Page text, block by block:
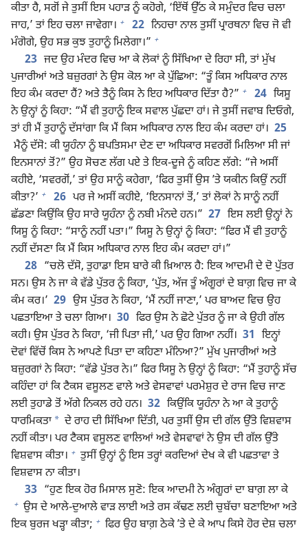
ਕੀਤਾ ਹੈ, ਸਗੋਂ ਜੇ ਤੁਸੀਂ ਇਸ ਪਹਾੜ ਨੂੰ ਕਹੋਗੇ, ‘ਇੱਥੋਂ ਉੱਠ ਕੇ ਸਮੁੰਦਰ ਵਿਚ ਚਲਾ
ਜਾਹ,’ ਤਾਂ ਇਹ ਚਲਾ ਜਾਵੇਗਾ। + 22 ਨਿਹਚਾ ਨਾਲ ਤੁਸੀਂ ਪ੍ਰਾਰਥਨਾ ਵਿਚ ਜੋ ਵੀ
ਮੰਗੋਗੇ, ਉਹ ਸਭ ਕੁਝ ਤੁਹਾਨੂੰ ਮਿਲੇਗਾ।” +
23 ਜਦ ਉਹ ਮੰਦਰ ਵਿਚ ਆ ਕੇ ਲੋਕਾਂ ਨੂੰ ਸਿੱਖਿਆ ਦੇ ਰਿਹਾ ਸੀ, ਤਾਂ ਮੁੱਖ
ਪੁਜਾਰੀਆਂ ਅਤੇ ਬਜ਼ੁਰਗਾਂ ਨੇ ਉਸ ਕੋਲ ਆ ਕੇ ਪੁੱਛਿਆ: “ਤੂੰ ਕਿਸ ਅਧਿਕਾਰ ਨਾਲ
ਇਹ ਕੰਮ ਕਰਦਾ ਹੈਂ? ਅਤੇ ਤੈਨੂੰ ਕਿਸ ਨੇ ਇਹ ਅਧਿਕਾਰ ਦਿੱਤਾ ਹੈ?” + 24 ਯਿਸੂ
ਨੇ ਉਨ੍ਹਾਂ ਨੂੰ ਕਿਹਾ: “ਮੈਂ ਵੀ ਤੁਹਾਨੂੰ ਇਕ ਸਵਾਲ ਪੁੱਛਦਾ ਹਾਂ। ਜੇ ਤੁਸੀਂ ਜਵਾਬ ਦਿਓਗੇ,
ਤਾਂ ਹੀ ਮੈਂ ਤੁਹਾਨੂੰ ਦੱਸਾਂਗਾ ਕਿ ਮੈਂ ਕਿਸ ਅਧਿਕਾਰ ਨਾਲ ਇਹ ਕੰਮ ਕਰਦਾ ਹਾਂ। 25
ਮੈਨੂੰ ਦੱਸੋ: ਕੀ ਯੂਹੰਨਾ ਨੂੰ ਬਪਤਿਸਮਾ ਦੇਣ ਦਾ ਅਧਿਕਾਰ ਸਵਰਗੋਂ ਮਿਲਿਆ ਸੀ ਜਾਂ
ਇਨਸਾਨਾਂ ਤੋਂ?” ਉਹ ਸੋਚਣ ਲੱਗ ਪਏ ਤੇ ਇਕ-ਦੂਜੇ ਨੂੰ ਕਹਿਣ ਲੱਗੇ: “ਜੇ ਅਸੀਂ
ਕਹੀਏ, ‘ਸਵਰਗੋਂ,’ ਤਾਂ ਉਹ ਸਾਨੂੰ ਕਹੇਗਾ, ‘ਫਿਰ ਤੁਸੀਂ ਉਸ ʼਤੇ ਯਕੀਨ ਕਿਉਂ ਨਹੀਂ
ਕੀਤਾ?’ + 26 ਪਰ ਜੇ ਅਸੀਂ ਕਹੀਏ, ‘ਇਨਸਾਨਾਂ ਤੋਂ,’ ਤਾਂ ਲੋਕਾਂ ਨੇ ਸਾਨੂੰ ਨਹੀਂ
ਛੱਡਣਾ ਕਿਉਂਕਿ ਉਹ ਸਾਰੇ ਯੂਹੰਨਾ ਨੂੰ ਨਬੀ ਮੰਨਦੇ ਹਨ।” 27 ਇਸ ਲਈ ਉਨ੍ਹਾਂ ਨੇ
ਯਿਸੂ ਨੂੰ ਕਿਹਾ: “ਸਾਨੂੰ ਨਹੀਂ ਪਤਾ।” ਯਿਸੂ ਨੇ ਉਨ੍ਹਾਂ ਨੂੰ ਕਿਹਾ: “ਫਿਰ ਮੈਂ ਵੀ ਤੁਹਾਨੂੰ
ਨਹੀਂ ਦੱਸਣਾ ਕਿ ਮੈਂ ਕਿਸ ਅਧਿਕਾਰ ਨਾਲ ਇਹ ਕੰਮ ਕਰਦਾ ਹਾਂ।”
28 “ਚਲੋ ਦੱਸੋ, ਤੁਹਾਡਾ ਇਸ ਬਾਰੇ ਕੀ ਖ਼ਿਆਲ ਹੈ: ਇਕ ਆਦਮੀ ਦੇ ਦੋ ਪੁੱਤਰ
ਸਨ। ਉਸ ਨੇ ਜਾ ਕੇ ਵੱਡੇ ਪੁੱਤਰ ਨੂੰ ਕਿਹਾ, ‘ਪੁੱਤ, ਅੱਜ ਤੂੰ ਅੰਗੂਰਾਂ ਦੇ ਬਾਗ਼ ਵਿਚ ਜਾ ਕੇ
ਕੰਮ ਕਰ।’ 29 ਉਸ ਪੁੱਤਰ ਨੇ ਕਿਹਾ, ‘ਮੈਂ ਨਹੀਂ ਜਾਣਾ,’ ਪਰ ਬਾਅਦ ਵਿਚ ਉਹ
ਪਛਤਾਇਆ ਤੇ ਚਲਾ ਗਿਆ। 30 ਫਿਰ ਉਸ ਨੇ ਛੋਟੇ ਪੁੱਤਰ ਨੂੰ ਜਾ ਕੇ ਉਹੀ ਗੱਲ
ਕਹੀ। ਉਸ ਪੁੱਤਰ ਨੇ ਕਿਹਾ, ‘ਜੀ ਪਿਤਾ ਜੀ,’ ਪਰ ਉਹ ਗਿਆ ਨਹੀਂ। 31 ਇਨ੍ਹਾਂ
ਦੋਵਾਂ ਵਿੱਚੋਂ ਕਿਸ ਨੇ ਆਪਣੇ ਪਿਤਾ ਦਾ ਕਹਿਣਾ ਮੰਨਿਆ?” ਮੁੱਖ ਪੁਜਾਰੀਆਂ ਅਤੇ
ਬਜ਼ੁਰਗਾਂ ਨੇ ਕਿਹਾ: “ਵੱਡੇ ਪੁੱਤਰ ਨੇ।” ਫਿਰ ਯਿਸੂ ਨੇ ਉਨ੍ਹਾਂ ਨੂੰ ਕਿਹਾ: “ਮੈਂ ਤੁਹਾਨੂੰ ਸੱਚ
ਕਹਿੰਦਾ ਹਾਂ ਕਿ ਟੈਕਸ ਵਸੂਲਣ ਵਾਲੇ ਅਤੇ ਵੇਸਵਾਵਾਂ ਪਰਮੇਸ਼ੁਰ ਦੇ ਰਾਜ ਵਿਚ ਜਾਣ
ਲਈ ਤੁਹਾਡੇ ਤੋਂ ਅੱਗੇ ਨਿਕਲ ਰਹੇ ਹਨ। 32 ਕਿਉਂਕਿ ਯੂਹੰਨਾ ਨੇ ਆ ਕੇ ਤੁਹਾਨੂੰ
ਧਾਰਮਿਕਤਾ * ਦੇ ਰਾਹ ਦੀ ਸਿੱਖਿਆ ਦਿੱਤੀ, ਪਰ ਤੁਸੀਂ ਉਸ ਦੀ ਗੱਲ ਉੱਤੇ ਵਿਸ਼ਵਾਸ
ਨਹੀਂ ਕੀਤਾ। ਪਰ ਟੈਕਸ ਵਸੂਲਣ ਵਾਲਿਆਂ ਅਤੇ ਵੇਸਵਾਵਾਂ ਨੇ ਉਸ ਦੀ ਗੱਲ ਉੱਤੇ
ਵਿਸ਼ਵਾਸ ਕੀਤਾ। + ਤੁਸੀਂ ਉਨ੍ਹਾਂ ਨੂੰ ਇਸ ਤਰ੍ਹਾਂ ਕਰਦਿਆਂ ਦੇਖ ਕੇ ਵੀ ਪਛਤਾਵਾ ਤੇ
ਵਿਸ਼ਵਾਸ ਨਾ ਕੀਤਾ।
33 “ਹੁਣ ਇਕ ਹੋਰ ਮਿਸਾਲ ਸੁਣੋ: ਇਕ ਆਦਮੀ ਨੇ ਅੰਗੂਰਾਂ ਦਾ ਬਾਗ਼ ਲਾ ਕੇ
+ ਉਸ ਦੇ ਆਲੇ-ਦੁਆਲੇ ਵਾੜ ਲਾਈ ਅਤੇ ਰਸ ਕੱਢਣ ਲਈ ਚੁਬੱਚਾ ਬਣਾਇਆ ਅਤੇ
ਇਕ ਬੁਰਜ ਖੜ੍ਹਾ ਕੀਤਾ; + ਫਿਰ ਉਹ ਬਾਗ਼ ਠੇਕੇ ʼਤੇ ਦੇ ਕੇ ਆਪ ਕਿਸੇ ਹੋਰ ਦੇਸ਼ ਚਲਾ